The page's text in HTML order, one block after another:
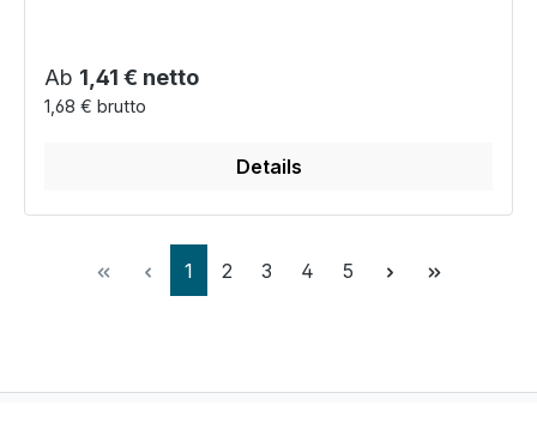
Regulärer Preis:
Ab 1,41 € netto
1,68 € brutto
Details
Seite
1 Seite
2 Seite
3 Seite
4 Seite
5